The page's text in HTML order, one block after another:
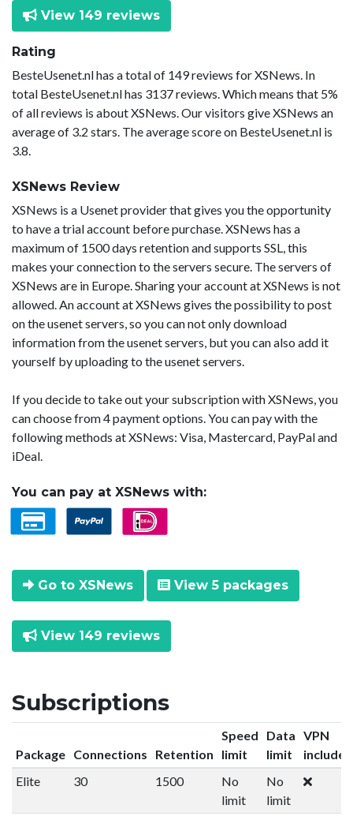
View 149 reviews
Rating
BesteUsenet.nl has a total of 149 reviews for XSNews. In
total BesteUsenet.nl has 3137 reviews. Which means that 5%
of all reviews is about XSNews. Our visitors give XSNews an
average of 3.2 stars. The average score on BesteUsenet.nl is
3.8.
XSNews Review
XSNews is a Usenet provider that gives you the opportunity
to have a trial account before purchase. XSNews has a
maximum of 1500 days retention and supports SSL, this
makes your connection to the servers secure. The servers of
XSNews are in Europe. Sharing your account at XSNews is not
allowed. An account at XSNews gives the possibility to post
on the usenet servers, so you can not only download
information from the usenet servers, but you can also add it
yourself by uploading to the usenet servers.
If you decide to take out your subscription with XSNews, you
can choose from 4 payment options. You can pay with the
following methods at XSNews: Visa, Mastercard, PayPal and
iDeal.
You can pay at XSNews with:
Go to XSNews View 5 packages
View 149 reviews
Subscriptions
Package Connections Retention
Speed
limit
Data
limit
VPN
included
Elite
30 1500
No
limit
No
limit